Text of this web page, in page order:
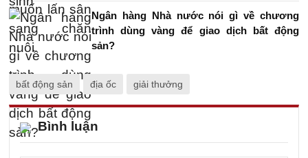
Ngân hàng Nhà nước nói gì về chương
trình dùng vàng để giao dịch bất động
sản?
bất động sản địa ốc giải thưởng
Bình luận